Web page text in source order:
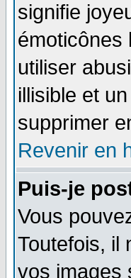
signifie
émoticônes
utiliser
illisible et
supprimer
Revenir en
Puis-je
Vous
Toutefois, il
vos images